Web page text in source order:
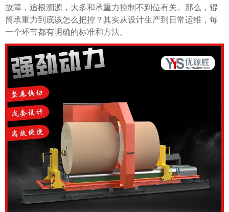
故障，追根溯源，大多和承重力控制不到位有关。那么，辊
筒承重力到底该怎么把控？其实从设计生产到日常运维，每
一个环节都有明确的标准和方法。